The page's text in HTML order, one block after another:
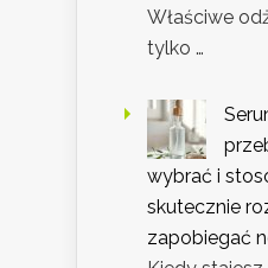
Właściwe
tylko …
wybrać i
skutecznie
zapobiegać